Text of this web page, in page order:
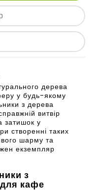
дерева
у будь-якому
з дерева
витвір
затишок у
створенні таких
шарму та
екземпляр
з
кафе